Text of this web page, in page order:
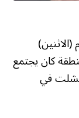
كان يجتمع
فشلت في